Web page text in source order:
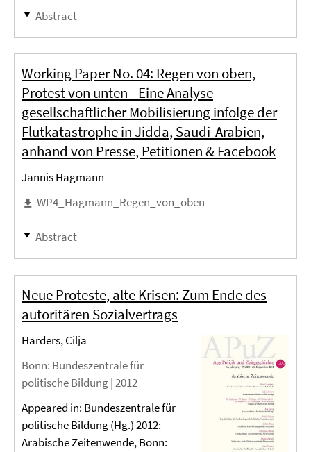
Abstract
Working Paper No. 04: Regen von oben,
Protest von unten - Eine Analyse
gesellschaftlicher Mobilisierung infolge der
Flutkatastrophe in Jidda, Saudi-Arabien,
anhand von Presse, Petitionen & Facebook
Jannis Hagmann
WP4_Hagmann_Regen_von_oben
Abstract
Neue Proteste, alte Krisen: Zum Ende des
autoritären Sozialvertrags
Harders, Cilja
Bonn: Bundeszentrale für
politische Bildung |2012
Appeared in: Bundeszentrale für
politische Bildung (Hg.) 2012:
Arabische Zeitenwende, Bonn: